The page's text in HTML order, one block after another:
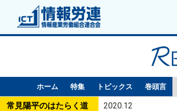
ホーム 特集 トピックス 巻頭言
常見陽平のはたらく道 2020.12